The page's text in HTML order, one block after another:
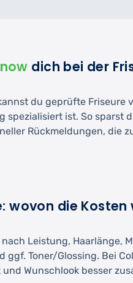
now dich bei der
du geprüfte Friseure
spezialisiert ist. So sparst
Rückmeldungen, die
wovon die
nach Leistung, Haarlänge,
ggf. Toner/Glossing. Bei
Wunschlook besser